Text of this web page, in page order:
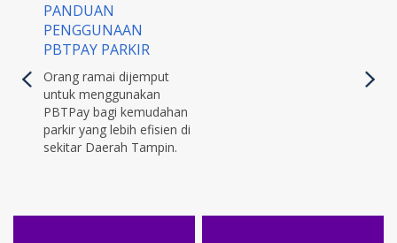
PANDUAN
PENGGUNAAN
PBTPAY PARKIR
Orang ramai dijemput
untuk menggunakan
PBTPay bagi kemudahan
parkir yang lebih efisien di
sekitar Daerah Tampin.